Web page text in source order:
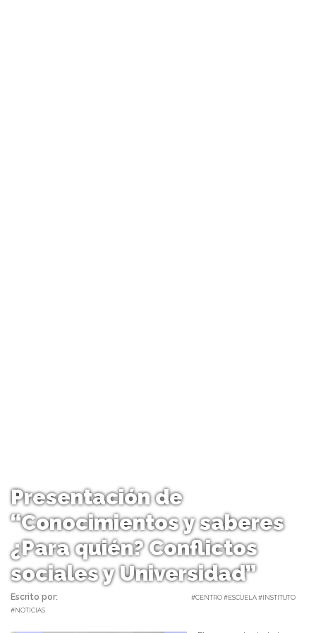
Presentación de
“Conocimientos y saberes
¿Para quién? Conflictos
sociales y Universidad”
Escrito por:
#CENTRO #ESCUELA #INSTITUTO
#NOTICIAS